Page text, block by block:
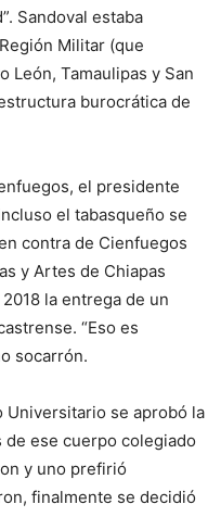
Sandoval estaba
Militar (que
León, Tamaulipas y San
burocrática de
el presidente
el tabasqueño se
contra de Cienfuegos
y Artes de Chiapas
la entrega de un
“Eso es
socarrón.
Universitario se aprobó la
ese cuerpo colegiado
y uno prefirió
finalmente se decidió